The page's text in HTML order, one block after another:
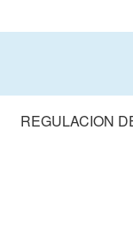
REGULACION